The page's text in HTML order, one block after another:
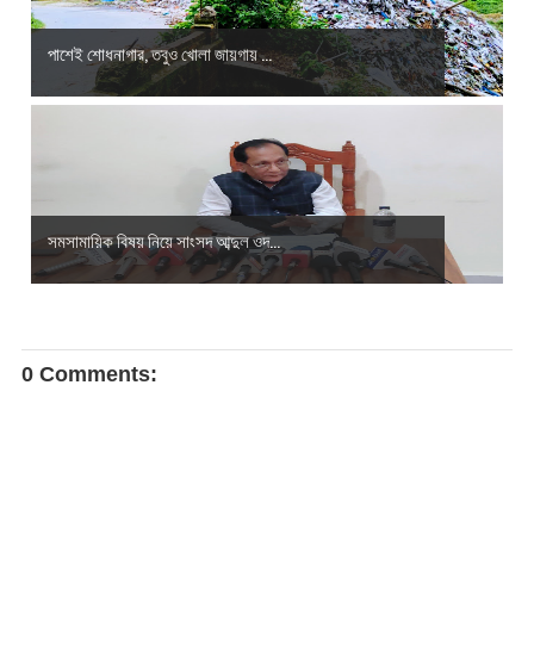
পাশেই শোধনাগার, তবুও খোলা জায়গায় ...
সমসামায়িক বিষয় নিয়ে সাংসদ আব্দুল ওদ...
0 Comments: